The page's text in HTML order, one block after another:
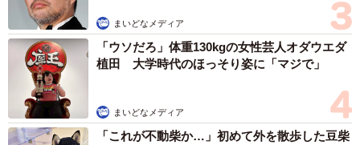
ているようで、怪しく映ったかも」と笑いますが、この優
しさと愛情が少しずつめごに通じていきます。
まいどなメディア
「ウソだろ」体重130kgの女性芸人オダウエダ
植田 大学時代のほっそり姿に「マジで」
まいどなメディア
「これが不動柴か…」初めて外を散歩した豆柴